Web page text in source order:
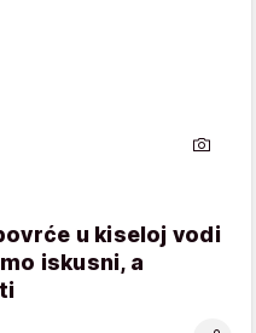
u kiseloj vodi
iskusni, a